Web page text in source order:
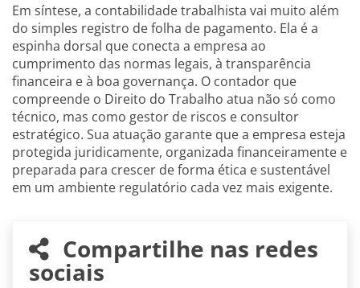
Em síntese, a contabilidade trabalhista vai muito além
do simples registro de folha de pagamento. Ela é a
espinha dorsal que conecta a empresa ao
cumprimento das normas legais, à transparência
financeira e à boa governança. O contador que
compreende o Direito do Trabalho atua não só como
técnico, mas como gestor de riscos e consultor
estratégico. Sua atuação garante que a empresa esteja
protegida juridicamente, organizada financeiramente e
preparada para crescer de forma ética e sustentável
em um ambiente regulatório cada vez mais exigente.
Compartilhe nas redes
sociais